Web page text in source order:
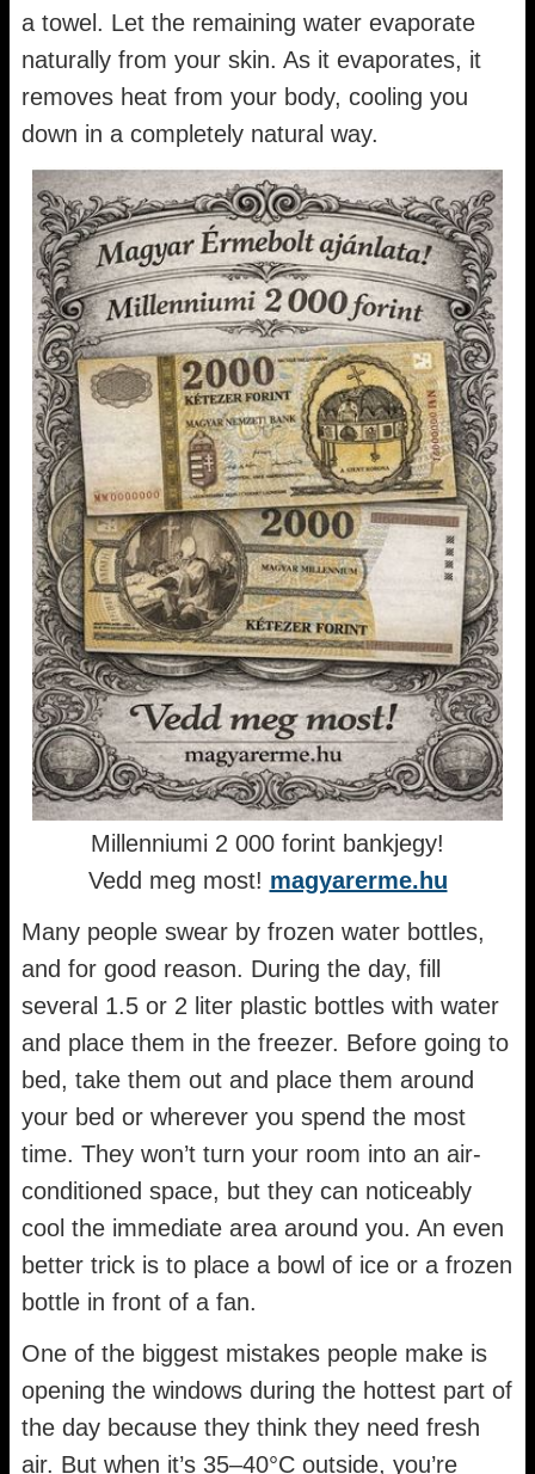
a towel. Let the remaining water evaporate
naturally from your skin. As it evaporates, it
removes heat from your body, cooling you
down in a completely natural way.
Millenniumi 2 000 forint bankjegy!
Vedd meg most! magyarerme.hu
Many people swear by frozen water bottles,
and for good reason. During the day, fill
several 1.5 or 2 liter plastic bottles with water
and place them in the freezer. Before going to
bed, take them out and place them around
your bed or wherever you spend the most
time. They won’t turn your room into an air-
conditioned space, but they can noticeably
cool the immediate area around you. An even
better trick is to place a bowl of ice or a frozen
bottle in front of a fan.
One of the biggest mistakes people make is
opening the windows during the hottest part of
the day because they think they need fresh
air. But when it’s 35–40°C outside, you’re